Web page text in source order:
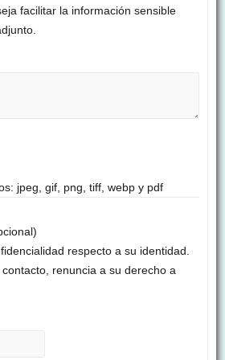
facilitar la información sensible
jpeg, gif, png, tiff, webp y pdf
respecto a su identidad.
renuncia a su derecho a